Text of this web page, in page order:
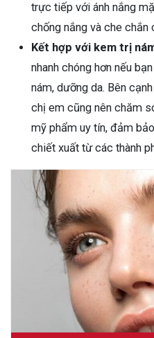
trực tiếp với ánh nắng
chống nắng và che chắn
Kết hợp với kem trị
nhanh chóng hơn nếu
nám, dưỡng da. Bên
chị em cũng nên chăm
mỹ phẩm uy tín, đảm
chiết xuất từ các thành